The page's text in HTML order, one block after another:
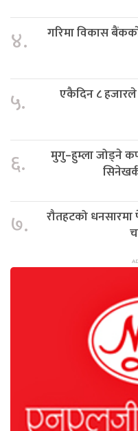
४.
गरिमा विकास
५.
एकैदिन ८
६.
मुगु–हुम्ला जोड्ने
७.
रौतहटको धनसारमा